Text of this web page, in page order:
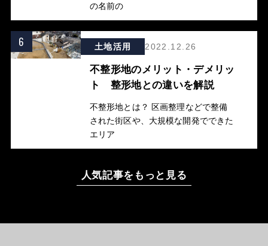
の名前の
6 土地活用 2022.12.26
不整形地のメリット・デメリッ
ト 整形地との違いを解説
不整形地とは？ 区画整理などで整備
された街区や、大規模な開発でできた
エリア
人気記事をもっと見る